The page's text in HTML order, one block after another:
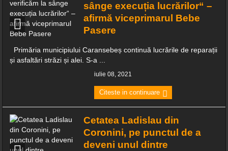
sânge execuția lucrărilor“ –
afirmă viceprimarul Bebe
Pasere
Primăria municipiului Caransebeș continuă lucrările de reparații
și asfaltări străzi și alei. S-a ...
iulie 08, 2021
Citeste in continuare
Cetatea Ladislau din
Coronini, pe punctul de a
deveni unul dintre